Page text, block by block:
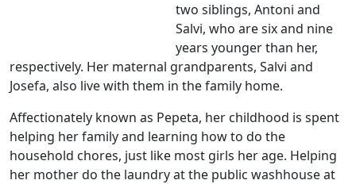
two siblings, Antoni and
Salvi, who are six and nine
years younger than her,
respectively. Her maternal grandparents, Salvi and
Josefa, also live with them in the family home.
Affectionately known as Pepeta, her childhood is spent
helping her family and learning how to do the
household chores, just like most girls her age. Helping
her mother do the laundry at the public washhouse at